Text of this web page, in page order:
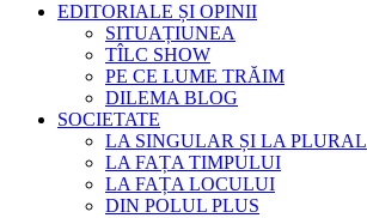
EDITORIALE ȘI OPINII
SITUAȚIUNEA
TÎLC SHOW
PE CE LUME TRĂIM
DILEMA BLOG
SOCIETATE
LA SINGULAR ȘI LA PLURAL
LA FAȚA TIMPULUI
LA FAȚA LOCULUI
DIN POLUL PLUS